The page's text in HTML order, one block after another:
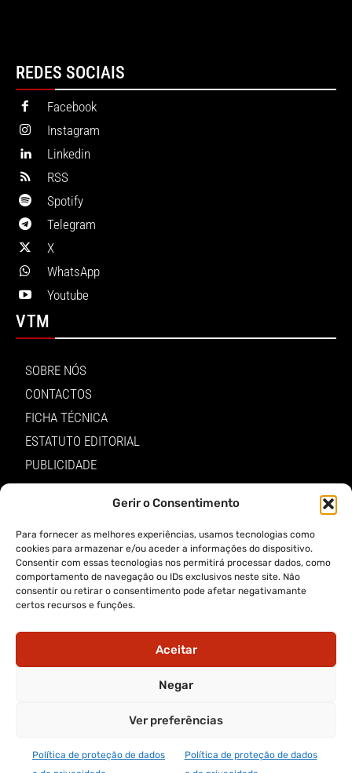
Gerir o Consentimento
Para fornecer as melhores experiências, usamos tecnologias como
cookies para armazenar e/ou aceder a informações do dispositivo.
Consentir com essas tecnologias nos permitirá processar dados, como
comportamento de navegação ou IDs exclusivos neste site. Não
consentir ou retirar o consentimento pode afetar negativamante
certos recursos e funções.
Aceitar
Negar
Ver preferências
Política de proteção de dados
Política de proteção de dados
REDES SOCIAIS
Facebook
Instagram
Linkedin
RSS
Spotify
Telegram
X
WhatsApp
Youtube
VTM
SOBRE NÓS
CONTACTOS
FICHA TÉCNICA
ESTATUTO EDITORIAL
PUBLICIDADE
LOJA
TERMOS E PRIVACIDADE
POLÍTICA DE PROTEÇÃO DE DADOS E DE PRIVACIDADE
TERMOS DE UTILIZADOR
TERMOS E CONDIÇÕES DA COMPRA
APP A VOZ DE TRÁS-OS-MONTES
APP ALERTA TRÁS-OS-MONTES